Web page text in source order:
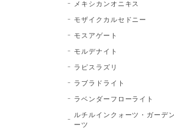
メキシカンオニキス
モザイクカルセドニー
モスアゲート
モルデナイト
ラピスラズリ
ラブラドライト
ラベンダーフローライト
ルチルインクォーツ・ガーデ
ーツ